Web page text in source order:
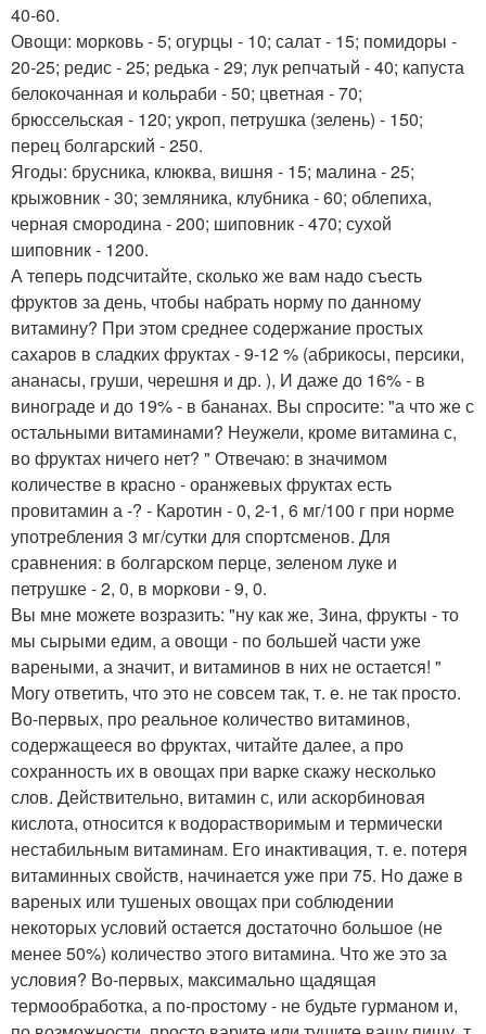
40-60.
Овощи: морковь - 5; огурцы - 10; салат - 15; помидоры -
20-25; редис - 25; редька - 29; лук репчатый - 40; капуста
белокочанная и кольраби - 50; цветная - 70;
брюссельская - 120; укроп, петрушка (зелень) - 150;
перец болгарский - 250.
Ягоды: брусника, клюква, вишня - 15; малина - 25;
крыжовник - 30; земляника, клубника - 60; облепиха,
черная смородина - 200; шиповник - 470; сухой
шиповник - 1200.
А теперь подсчитайте, сколько же вам надо съесть
фруктов за день, чтобы набрать норму по данному
витамину? При этом среднее содержание простых
сахаров в сладких фруктах - 9-12 % (абрикосы, персики,
ананасы, груши, черешня и др. ), И даже до 16% - в
винограде и до 19% - в бананах. Вы спросите: "а что же с
остальными витаминами? Неужели, кроме витамина с,
во фруктах ничего нет? " Отвечаю: в значимом
количестве в красно - оранжевых фруктах есть
провитамин а -? - Каротин - 0, 2-1, 6 мг/100 г при норме
употребления 3 мг/сутки для спортсменов. Для
сравнения: в болгарском перце, зеленом луке и
петрушке - 2, 0, в моркови - 9, 0.
Вы мне можете возразить: "ну как же, Зина, фрукты - то
мы сырыми едим, а овощи - по большей части уже
вареными, а значит, и витаминов в них не остается! "
Могу ответить, что это не совсем так, т. е. не так просто.
Во-первых, про реальное количество витаминов,
содержащееся во фруктах, читайте далее, а про
сохранность их в овощах при варке скажу несколько
слов. Действительно, витамин с, или аскорбиновая
кислота, относится к водорастворимым и термически
нестабильным витаминам. Его инактивация, т. е. потеря
витаминных свойств, начинается уже при 75. Но даже в
вареных или тушеных овощах при соблюдении
некоторых условий остается достаточно большое (не
менее 50%) количество этого витамина. Что же это за
условия? Во-первых, максимально щадящая
термообработка, а по-простому - не будьте гурманом и,